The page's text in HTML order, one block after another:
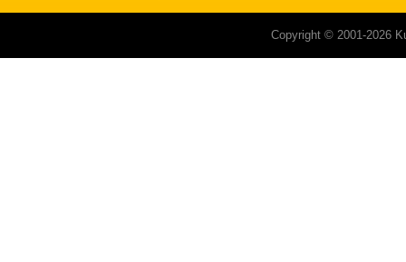
Copyright © 2001-2026